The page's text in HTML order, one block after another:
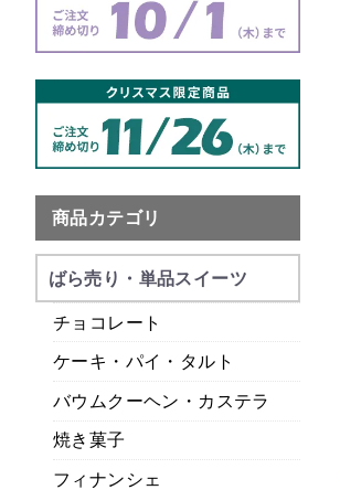
商品カテゴリ
ばら売り・単品スイーツ
チョコレート
ケーキ・パイ・タルト
バウムクーヘン・カステラ
焼き菓子
フィナンシェ